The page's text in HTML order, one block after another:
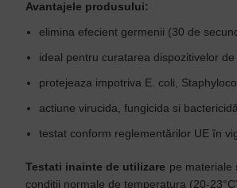
Avantajele produsului:
elimina efecient germenii (30 de
ideal pentru curatarea dispozitivelor de
protejeaza impotriva E. coli,
actiune virucida, fungicida si
testat conform reglementărilor UE în
Testati inainte de utilizare pe materiale
conditii normale de temperatura (20-